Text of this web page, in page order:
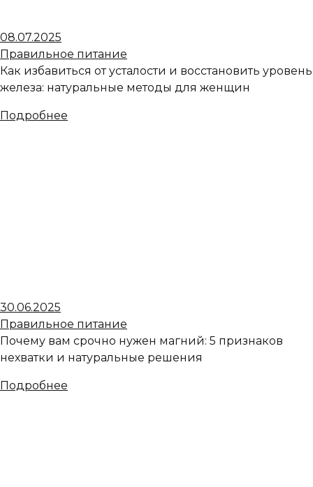
08.07.2025
Правильное питание
Как избавиться от усталости и восстановить уровень
железа: натуральные методы для женщин
Подробнее
30.06.2025
Правильное питание
Почему вам срочно нужен магний: 5 признаков
нехватки и натуральные решения
Подробнее